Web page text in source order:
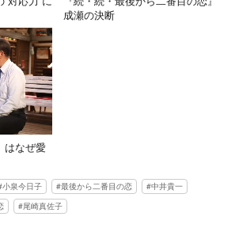
成瀬の決断
はなぜ愛
小泉今日子 最後から二番目の恋
中井貴一
尾崎真佐子